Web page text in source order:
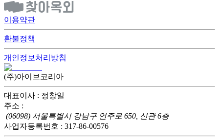
이용약관
환불정책
개인정보처리방침
(주)아이브코리아
대표이사 : 정창일
주소 :
(06098) 서울특별시 강남구 언주로 650, 신관 6층
사업자등록번호 : 317-86-00576